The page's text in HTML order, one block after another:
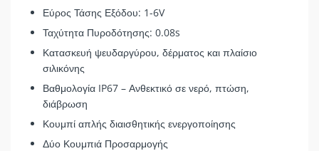
Εύρος Τάσης Εξόδου: 1-6V
Ταχύτητα Πυροδότησης: 0.08s
Κατασκευή ψευδαργύρου, δέρματος και πλαίσιο
σιλικόνης
Βαθμολογία IP67 – Ανθεκτικό σε νερό, πτώση,
διάβρωση
Κουμπί απλής διαισθητικής ενεργοποίησης
Δύο Κουμπιά Προσαρμογής